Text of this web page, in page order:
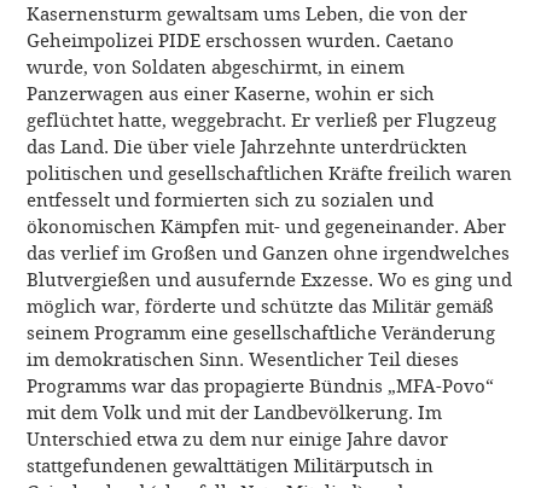
Kasernensturm gewaltsam ums Leben, die von der
Geheimpolizei PIDE erschossen wurden. Caetano
wurde, von Soldaten abgeschirmt, in einem
Panzerwagen aus einer Kaserne, wohin er sich
geflüchtet hatte, weggebracht. Er verließ per Flugzeug
das Land. Die über viele Jahrzehnte unterdrückten
politischen und gesellschaftlichen Kräfte freilich waren
entfesselt und formierten sich zu sozialen und
ökonomischen Kämpfen mit- und gegeneinander. Aber
das verlief im Großen und Ganzen ohne irgendwelches
Blutvergießen und ausufernde Exzesse. Wo es ging und
möglich war, förderte und schützte das Militär gemäß
seinem Programm eine gesellschaftliche Veränderung
im demokratischen Sinn. Wesentlicher Teil dieses
Programms war das propagierte Bündnis „MFA-Povo“
mit dem Volk und mit der Landbevölkerung. Im
Unterschied etwa zu dem nur einige Jahre davor
stattgefundenen gewalttätigen Militärputsch in